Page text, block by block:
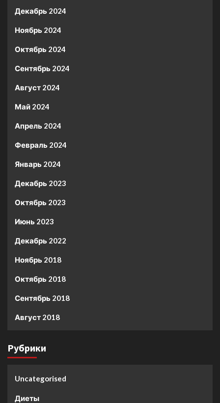
Декабрь 2024
Ноябрь 2024
Октябрь 2024
Сентябрь 2024
Август 2024
Май 2024
Апрель 2024
Февраль 2024
Январь 2024
Декабрь 2023
Октябрь 2023
Июнь 2023
Декабрь 2022
Ноябрь 2018
Октябрь 2018
Сентябрь 2018
Август 2018
Рубрики
Uncategorised
Диеты